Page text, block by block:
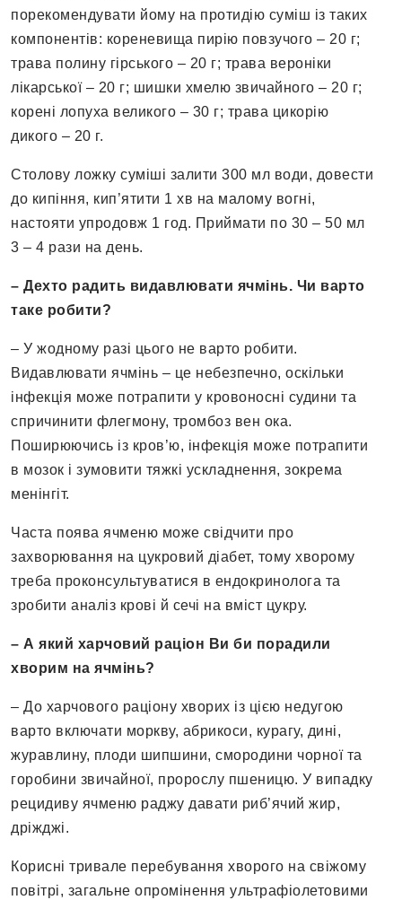
порекомендувати йому на протидію суміш із таких
компонентів: кореневища пирію повзучого – 20 г;
трава полину гірського – 20 г; трава вероніки
лікарської – 20 г; шишки хмелю звичайного – 20 г;
корені лопуха великого – 30 г; трава цикорію
дикого – 20 г.
Столову ложку суміші залити 300 мл води, довести
до кипіння, кип’ятити 1 хв на малому вогні,
настояти упродовж 1 год. Приймати по 30 – 50 мл
3 – 4 рази на день.
– Дехто радить видавлювати ячмінь. Чи варто
таке робити?
– У жодному разі цього не варто робити.
Видавлювати ячмінь – це небезпечно, оскільки
інфекція може потрапити у кровоносні судини та
спричинити флегмону, тромбоз вен ока.
Поширюючись із кров’ю, інфекція може потрапити
в мозок і зумовити тяжкі ускладнення, зокрема
менінгіт.
Часта поява ячменю може свідчити про
захворювання на цукровий діабет, тому хворому
треба проконсультуватися в ендокринолога та
зробити аналіз крові й сечі на вміст цукру.
– А який харчовий раціон Ви би порадили
хворим на ячмінь?
– До харчового раціону хворих із цією недугою
варто включати моркву, абрикоси, курагу, дині,
журавлину, плоди шипшини, смородини чорної та
горобини звичайної, пророслу пшеницю. У випадку
рецидиву ячменю раджу давати риб’ячий жир,
дріжджі.
Корисні тривале перебування хворого на свіжому
повітрі, загальне опромінення ультрафіолетовими